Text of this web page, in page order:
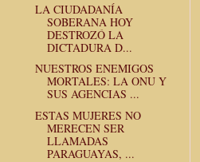
LA CIUDADANÍA
SOBERANA HOY
DESTROZÓ LA
DICTADURA D...
NUESTROS ENEMIGOS
MORTALES: LA ONU Y
SUS AGENCIAS ...
ESTAS MUJERES NO
MERECEN SER
LLAMADAS
PARAGUAYAS, ...